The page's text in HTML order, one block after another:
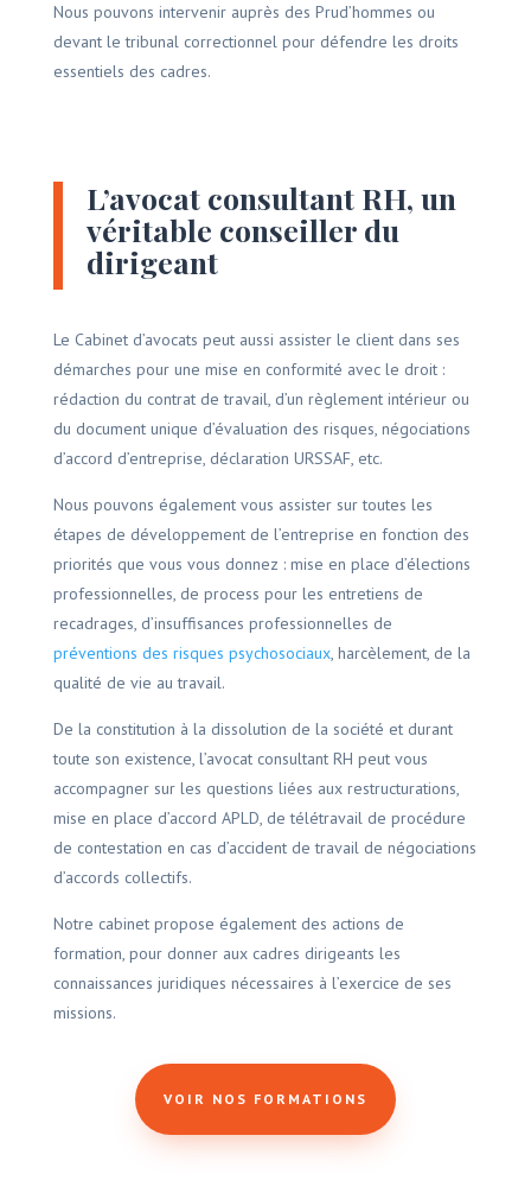
Nous pouvons intervenir auprès des Prud’hommes ou
devant le tribunal correctionnel pour défendre les droits
essentiels des cadres.
L’avocat consultant RH, un
véritable conseiller du
dirigeant
Le Cabinet d’avocats peut aussi assister le client dans ses
démarches pour une mise en conformité avec le droit :
rédaction du contrat de travail, d’un règlement intérieur ou
du document unique d’évaluation des risques, négociations
d’accord d’entreprise, déclaration URSSAF, etc.
Nous pouvons également vous assister sur toutes les
étapes de développement de l’entreprise en fonction des
priorités que vous vous donnez : mise en place d’élections
professionnelles, de process pour les entretiens de
recadrages, d’insuffisances professionnelles de
préventions des risques psychosociaux, harcèlement, de la
qualité de vie au travail.
De la constitution à la dissolution de la société et durant
toute son existence, l’avocat consultant RH peut vous
accompagner sur les questions liées aux restructurations,
mise en place d’accord APLD, de télétravail de procédure
de contestation en cas d’accident de travail de négociations
d’accords collectifs.
Notre cabinet propose également des actions de
formation, pour donner aux cadres dirigeants les
connaissances juridiques nécessaires à l’exercice de ses
missions.
VOIR NOS FORMATIONS